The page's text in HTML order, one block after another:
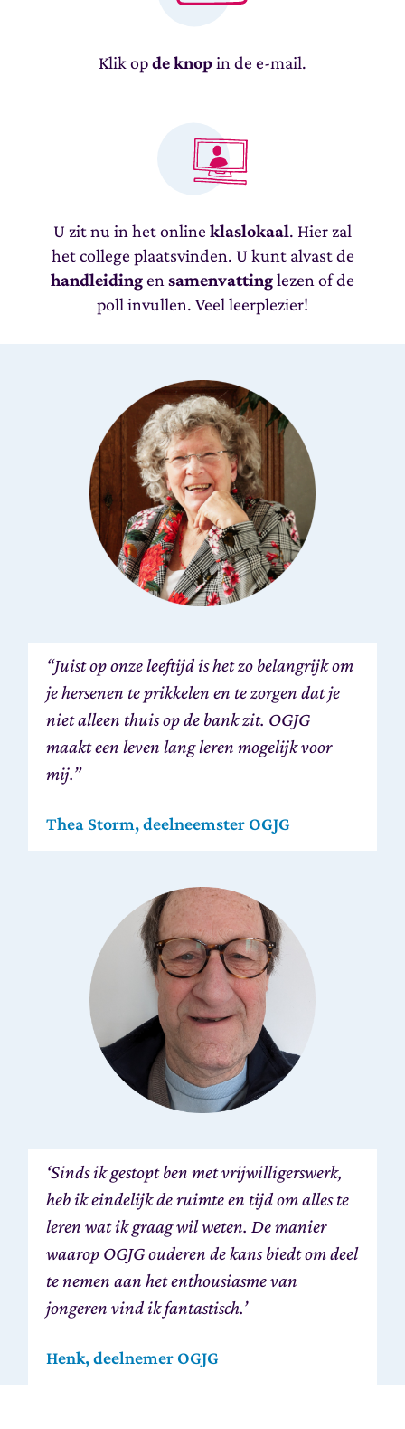
Klik opde knopin de e-mail.
U zit nu in het online klaslokaal. Hier zal
het college plaatsvinden. U kunt alvast de
handleidingen samenvattinglezen of de
poll invullen. Veel leerplezier!
“Juist op onze leeftijd is het zo belangrijk om
je hersenen te prikkelen en te zorgen dat je
niet alleen thuis op de bank zit. OGJG
maakt een leven lang leren mogelijk voor
mij.”
Thea Storm, deelneemster OGJG
‘Sinds ik gestopt ben met vrijwilligerswerk,
heb ik eindelijk de ruimte en tijd om alles te
leren wat ik graag wil weten. De manier
waarop OGJG ouderen de kans biedt om deel
te nemen aan het enthousiasme van
jongeren vind ik fantastisch.’
Henk, deelnemer OGJG